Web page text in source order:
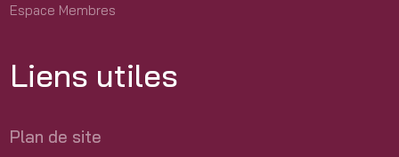
Espace Membres
Liens utiles
Plan de site